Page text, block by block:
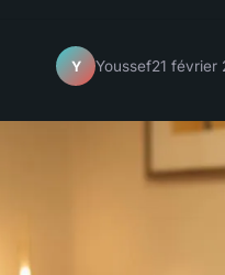
Y Youssef21 février